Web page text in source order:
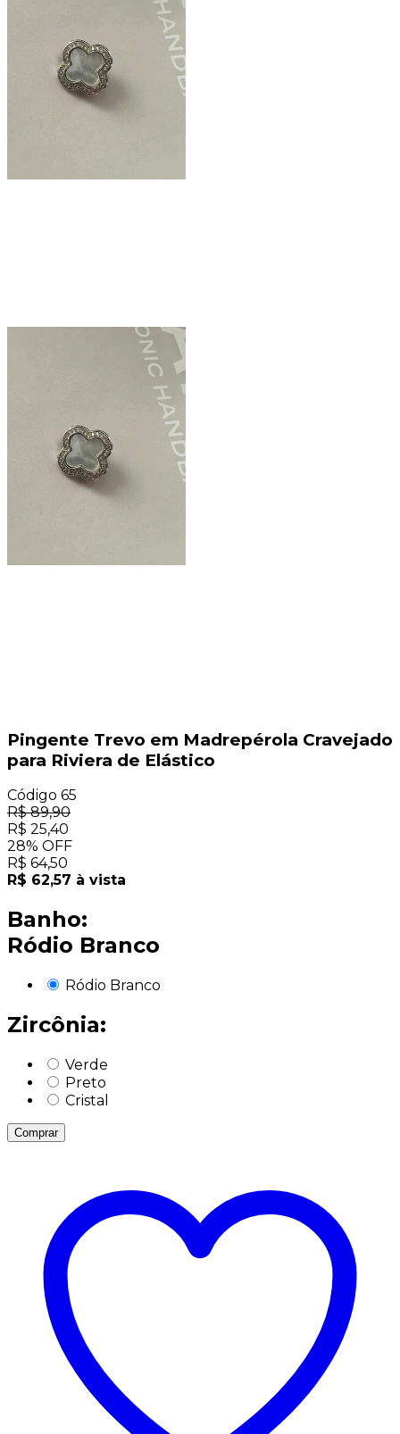
Pingente Trevo em Madrepérola Cravejado
para Riviera de Elástico
Código 65
R$89,90
R$ 25,40
28% OFF
R$ 64,50
R$ 62,57 à vista
Banho:
Ródio Branco
Ródio Branco
Zircônia:
Verde
Preto
Cristal
Comprar